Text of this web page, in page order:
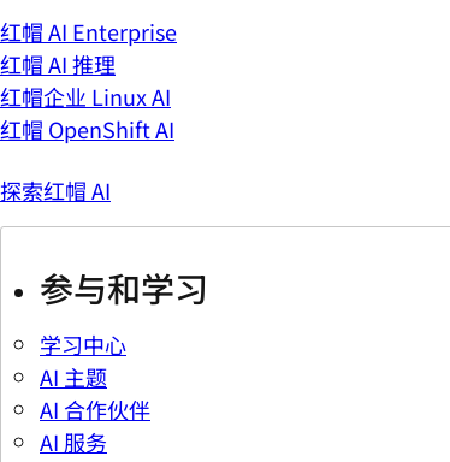
红帽 AI Enterprise
红帽 AI 推理
红帽企业 Linux AI
红帽 OpenShift AI
探索红帽 AI
参与和学习
学习中心
AI 主题
AI 合作伙伴
AI 服务